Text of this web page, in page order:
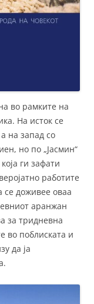
во рамките на
На исток се
на запад со
но по „Јасмин“
ги зафати
работите
се доживее оваа
аранжан
за тридневна
во поблиската и
да ја